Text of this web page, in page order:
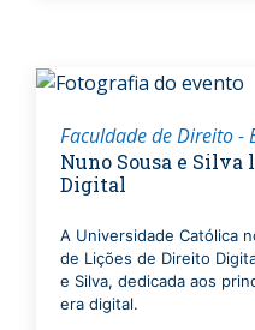
Faculdade de Direito -
Nuno Sousa e Silva
Digital
A Universidade Católica
de Lições de Direito
e Silva, dedicada aos
era digital.